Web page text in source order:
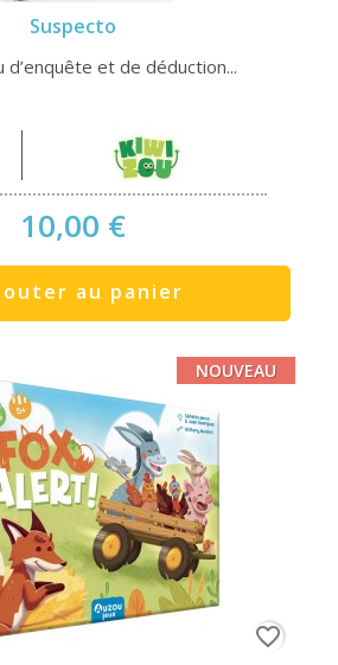
Suspecto
d’enquête et de déduction...
10,00 €
au panier
NOUVEAU
favorite_border